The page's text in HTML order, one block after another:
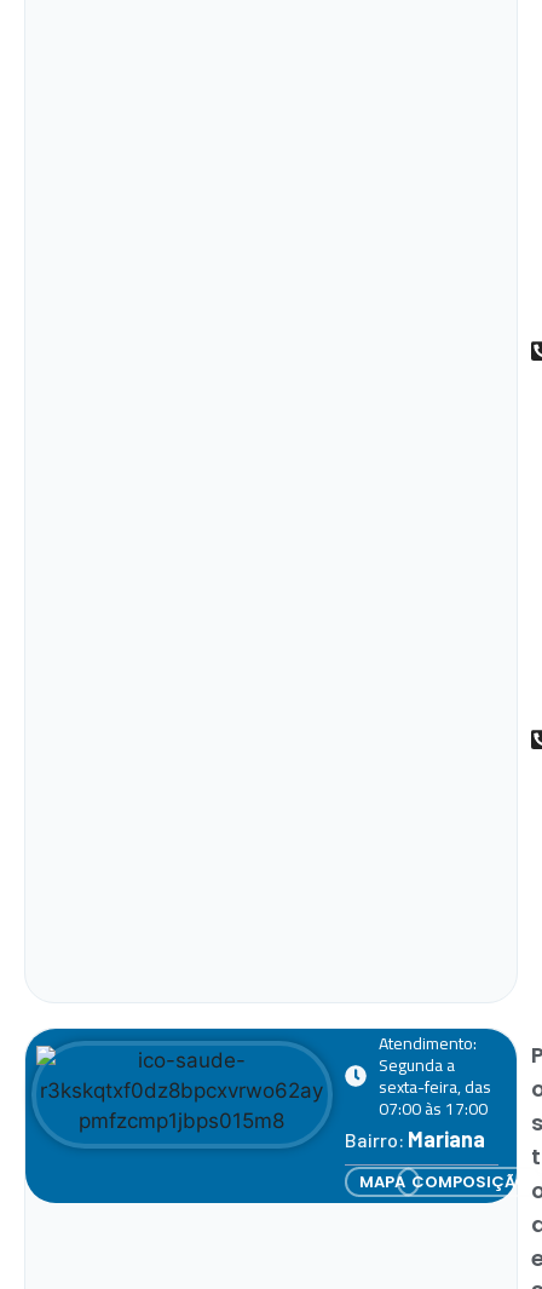
Atendimento:
Segunda a
sexta-feira, das
07:00 às 17:00
Bairro: Mariana
MAPA COMPOSIÇÃO
s
t